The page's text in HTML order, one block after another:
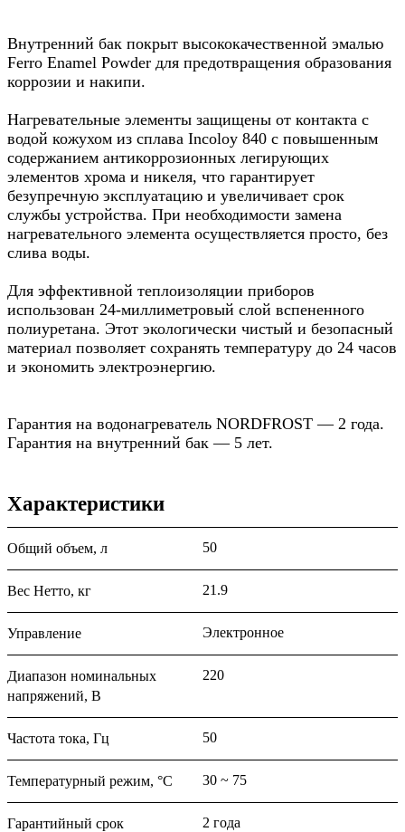
Внутренний бак покрыт высококачественной эмалью
Ferro Enamel Powder для предотвращения образования
коррозии и накипи.
Нагревательные элементы защищены от контакта с
водой кожухом из сплава Incoloy 840 с повышенным
содержанием антикоррозионных легирующих
элементов хрома и никеля, что гарантирует
безупречную эксплуатацию и увеличивает срок
службы устройства. При необходимости замена
нагревательного элемента осуществляется просто, без
слива воды.
Для эффективной теплоизоляции приборов
использован 24-миллиметровый слой вспененного
полиуретана. Этот экологически чистый и безопасный
материал позволяет сохранять температуру до 24 часов
и экономить электроэнергию.
Гарантия на водонагреватель NORDFROST — 2 года.
Гарантия на внутренний бак — 5 лет.
Характеристики
Общий объем, л 50
Вес Нетто, кг 21.9
Управление Электронное
Диапазон номинальных
напряжений, В
220
Частота тока, Гц 50
Температурный режим, °С 30 ~ 75
Гарантийный срок 2 года